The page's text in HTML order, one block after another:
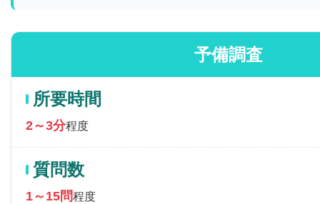
予備調査
所要時間
2～3分程度
質問数
1～15問程度